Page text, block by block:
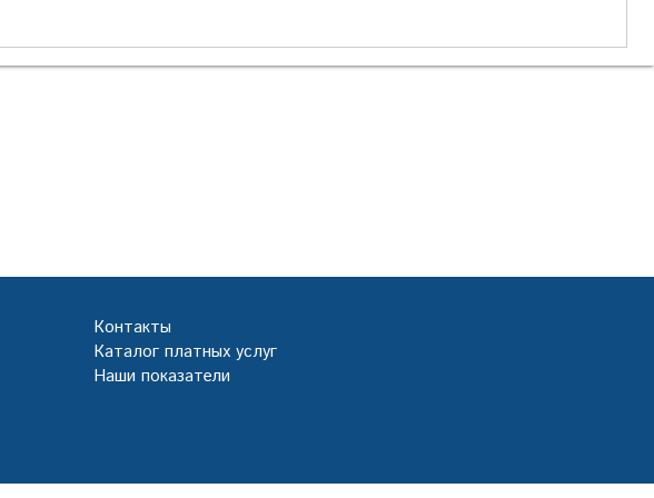
Контакты
Каталог платных услуг
Наши показатели